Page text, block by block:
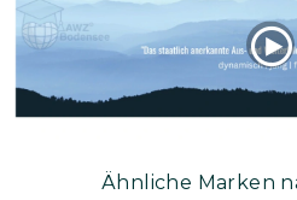
Ähnliche Marken